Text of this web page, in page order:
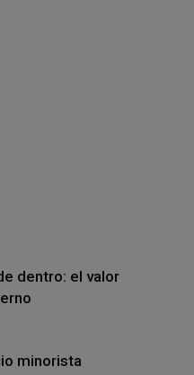
dentro: el valor
minorista